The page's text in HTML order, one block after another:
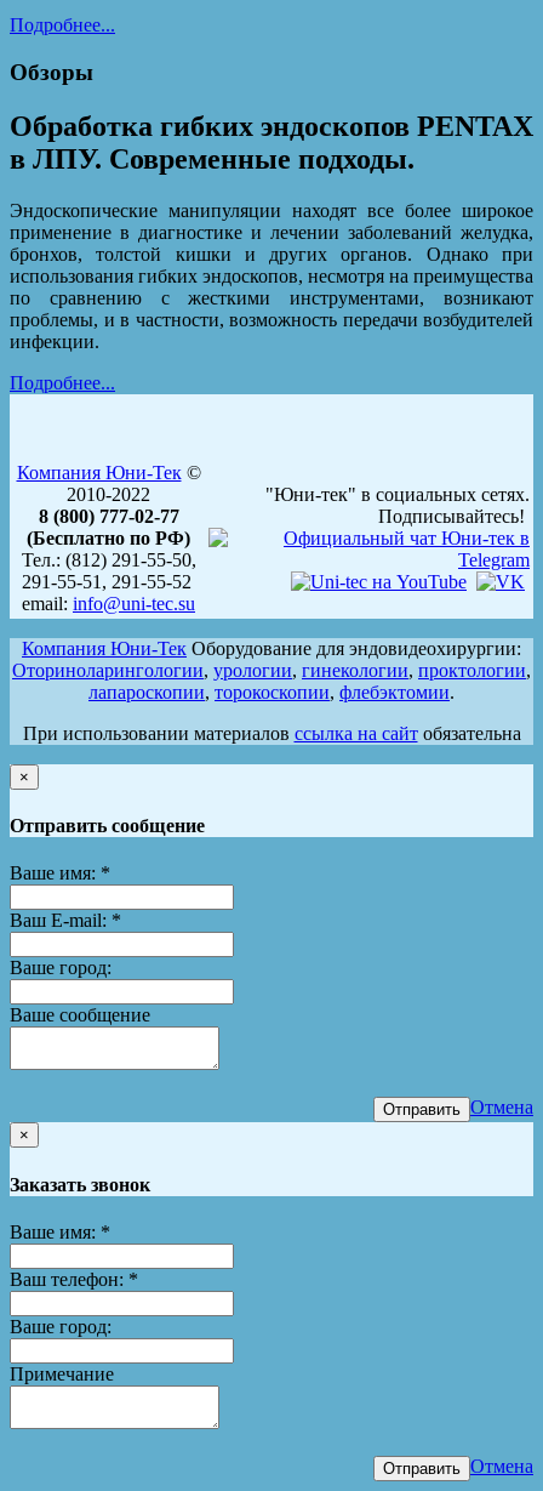
Подробнее...
Обзоры
Обработка гибких эндоскопов PENTAX
в ЛПУ. Современные подходы.
Эндоскопические манипуляции находят все более широкое
применение в диагностике и лечении заболеваний желудка,
бронхов, толстой кишки и других органов. Однако при
использования гибких эндоскопов, несмотря на преимущества
по сравнению с жесткими инструментами, возникают
проблемы, и в частности, возможность передачи возбудителей
инфекции.
Подробнее...
Компания Юни-Тек©
2010-2022
8 (800) 777-02-77
(Бесплатно по РФ)
Тел.: (812) 291-55-50,
291-55-51, 291-55-52
email: info@uni-tec.su
"Юни-тек" в социальных сетях.
Подписывайтесь!
Компания Юни-Тек Оборудование для эндовидеохирургии:
Оториноларингологии, урологии, гинекологии, проктологии,
лапароскопии, торокоскопии, флебэктомии.
При использовании материалов ссылка на сайтобязательна
×
Отправить сообщение
Ваше имя: *
Ваш E-mail: *
Ваше город:
Ваше сообщение
Отправить Отмена
×
Заказать звонок
Ваше имя: *
Ваш телефон: *
Ваше город:
Примечание
Отправить Отмена